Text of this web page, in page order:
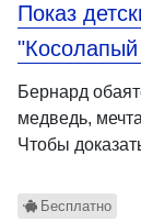
Показ
"Косолапый
Бернард
медведь,
Чтобы
Бесплатно